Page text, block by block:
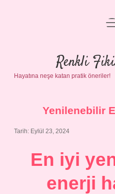
Gizlilik
Yasal
Renkli
Hayatına neşe katan pratik öneriler!
Yenilenebilir
Tarih: Eylül 23, 2024
En iyi
enerji